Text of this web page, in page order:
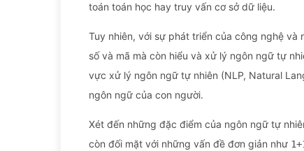
toán toán học hay truy vấn cơ sở dữ liệu.
Tuy nhiên, với sự phát triển của công nghệ
số và mã mà còn hiểu và xử lý ngôn ngữ tự
vực xử lý ngôn ngữ tự nhiên (NLP, Natural
ngôn ngữ của con người.
Xét đến những đặc điểm của ngôn ngữ tự
còn đối mặt với những vấn đề đơn giản như